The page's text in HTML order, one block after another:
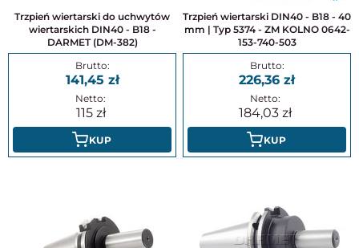
Trzpień wiertarski do uchwytów
wiertarskich DIN40 - B18 -
DARMET (DM-382)
141,45
115
KUP
Trzpień wiertarski DIN40 - B18 - 40
mm | Typ 5374 - ZM KOLNO 0642-
153-740-503
226,36
184,03
KUP